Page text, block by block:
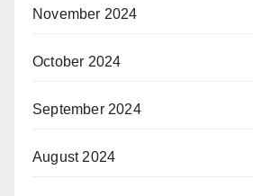
November 2024
October 2024
September 2024
August 2024